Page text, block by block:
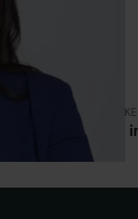
arbetslös? Att